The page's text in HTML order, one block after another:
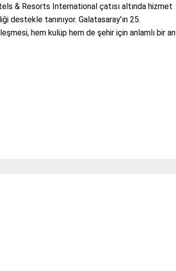
& Resorts International çatısı altında hizmet
tanınıyor. Galatasaray’ın 25.
hem kulüp hem de şehir için anlamlı bir an